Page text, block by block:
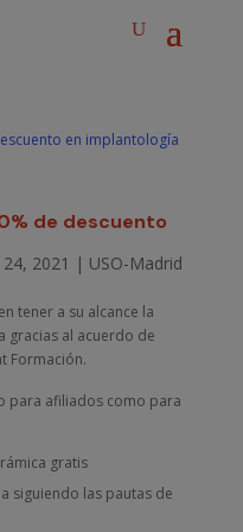
de descuento
2021 | USO-Madrid
tener a su alcance la
gracias al acuerdo de
Formación.
para afiliados como para
gratis
siguiendo las pautas de